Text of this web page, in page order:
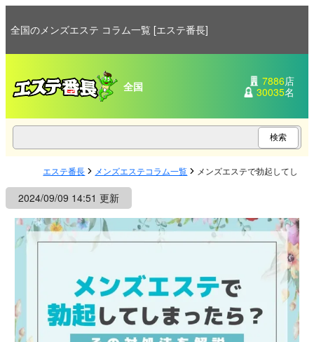
全国のメンズエステ コラム一覧 [エステ番長]
全国 7886店
30035名
エステ番長 メンズエステコラム一覧 メンズエステで勃起してしま
2024/09/09 14:51 更新